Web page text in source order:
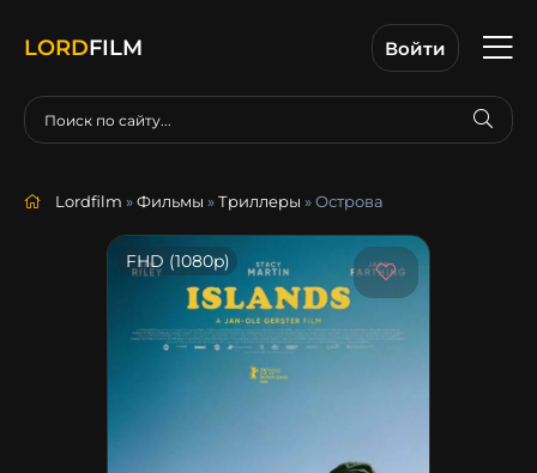
LORDFILM Войти
Lordfilm »Фильмы »Триллеры » Острова
FHD (1080p)